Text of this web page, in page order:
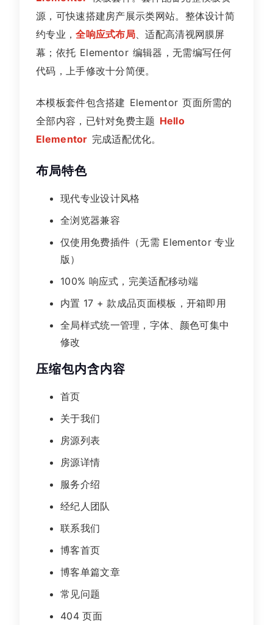
源，可快速搭建房产展示类网站。整体设计简
约专业，全响应式布局 、适配高清视网膜屏
幕；依托 Elementor 编辑器，无需编写任何
代码，上手修改十分简便。
本模板套件包含搭建 Elementor 页面所需的
全部内容，已针对免费主题 Hello
Elementor 完成适配优化。
布局特色
现代专业设计风格
全浏览器兼容
仅使用免费插件（无需 Elementor 专业
版）
100% 响应式，完美适配移动端
内置 17 + 款成品页面模板，开箱即用
全局样式统一管理，字体、颜色可集中
修改
压缩包内含内容
首页
关于我们
房源列表
房源详情
服务介绍
经纪人团队
联系我们
博客首页
博客单篇文章
常见问题
404 页面